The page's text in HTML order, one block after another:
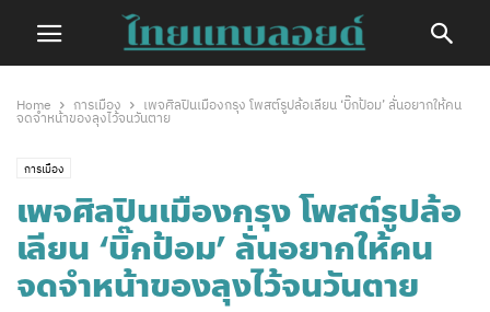
Home การเมือง
เพจศิลปินเมืองกรุง โพสต์รูปล้อเลียน ‘บิ๊กป้อม’ ลั่นอยากให้คน
จดจำหน้าของลุงไว้จนวันตาย
การเมือง
เพจศิลปินเมืองกรุง โพสต์รูปล้อ
เลียน ‘บิ๊กป้อม’ ลั่นอยากให้คน
จดจำหน้าของลุงไว้จนวันตาย